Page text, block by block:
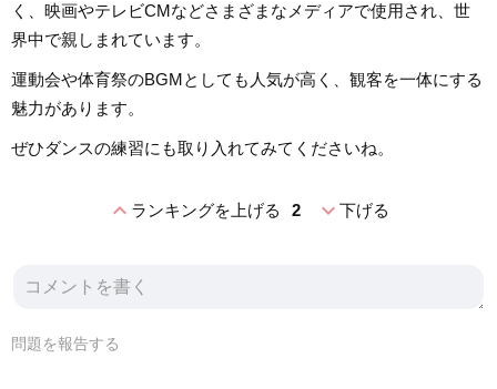
く、映画やテレビCMなどさまざまなメディアで使用され、世
界中で親しまれています。
運動会や体育祭のBGMとしても人気が高く、観客を一体にする
魅力があります。
ぜひダンスの練習にも取り入れてみてくださいね。
expand_lessランキングを上げる 2 expand_more下げる
問題を報告する